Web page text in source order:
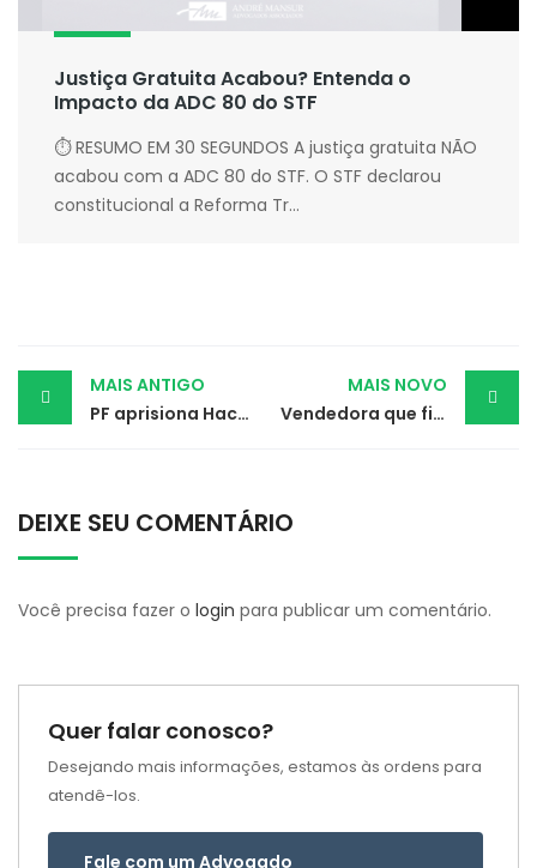
Justiça Gratuita Acabou? Entenda o
Impacto da ADC 80 do STF
⏱ RESUMO EM 30 SEGUNDOS A justiça gratuita NÃO
acabou com a ADC 80 do STF. O STF declarou
constitucional a Reforma Tr...
Post
navigation
MAIS ANTIGO
PF aprisiona Hackers que desviaram mais de 6 milhões
MAIS NOVO
Vendedora que ficou 15 anos sem férias receberá indenização
DEIXE SEU COMENTÁRIO
Você precisa fazer o login para publicar um comentário.
Quer falar conosco?
Desejando mais informações, estamos às ordens para
atendê-los.
Fale com um Advogado